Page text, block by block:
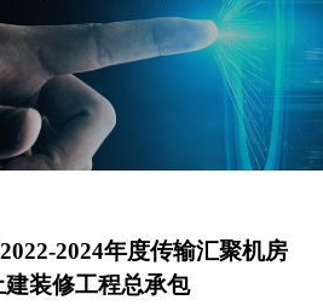
2024年度传输汇聚机房
装修工程总承包